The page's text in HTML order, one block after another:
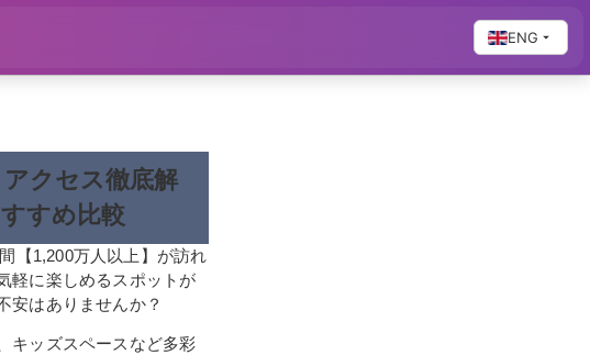
ENG
クセス徹底解
すめ比較
【1,200万人以上】が訪れ
軽に楽しめるスポットが
安はありませんか？
キッズスペースなど多彩